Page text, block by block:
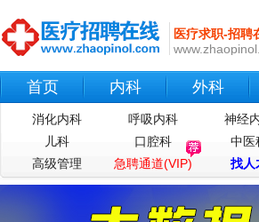
医疗求职-招聘
首页 内科 外科
消化内科 呼吸内科 神经
儿科
口腔科 中医
高级管理
急聘通道(VIP) 找人